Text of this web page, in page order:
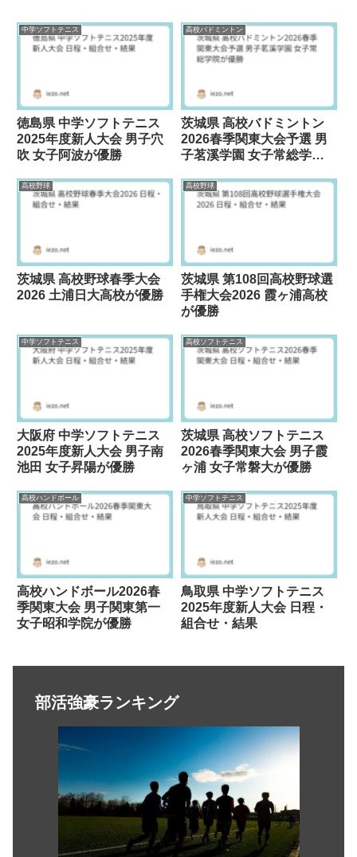
中学ソフトテニス
徳島県 中学ソフトテニス
2025年度新人大会 男子穴
吹 女子阿波が優勝
高校バドミントン
茨城県 高校バドミントン
2026春季関東大会予選 男
子茗溪学園 女子常総学院
高校野球
茨城県 高校野球春季大会
2026 土浦日大高校が優勝
高校野球
茨城県 第108回高校野球選
手権大会2026 霞ヶ浦高校
が優勝
中学ソフトテニス
大阪府 中学ソフトテニス
2025年度新人大会 男子南
池田 女子昇陽が優勝
高校ソフトテニス
茨城県 高校ソフトテニス
2026春季関東大会 男子霞
ヶ浦 女子常磐大が優勝
高校ハンドボール
高校ハンドボール2026春
季関東大会 男子関東第一
女子昭和学院が優勝
中学ソフトテニス
鳥取県 中学ソフトテニス
2025年度新人大会 日程・
組合せ・結果
部活強豪ランキング